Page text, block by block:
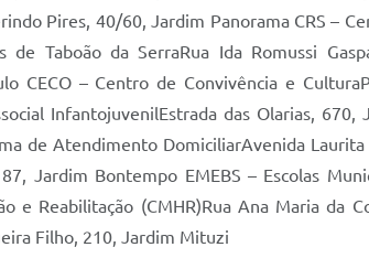
Pires, 40/60, Jardim Panorama CRS –
Taboão da SerraRua Ida Romussi
CECO – Centro de Convivência e
InfantojuvenilEstrada das Olarias,
de Atendimento DomiciliarAvenida
Jardim Bontempo EMEBS – Escolas
Reabilitação (CMHR)Rua Ana Maria da
Filho, 210, Jardim Mituzi